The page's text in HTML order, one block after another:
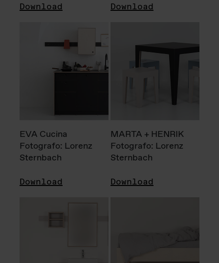
Download Download
EVA Cucina
Fotografo: Lorenz
Sternbach
Download
MARTA + HENRIK
Fotografo: Lorenz
Sternbach
Download